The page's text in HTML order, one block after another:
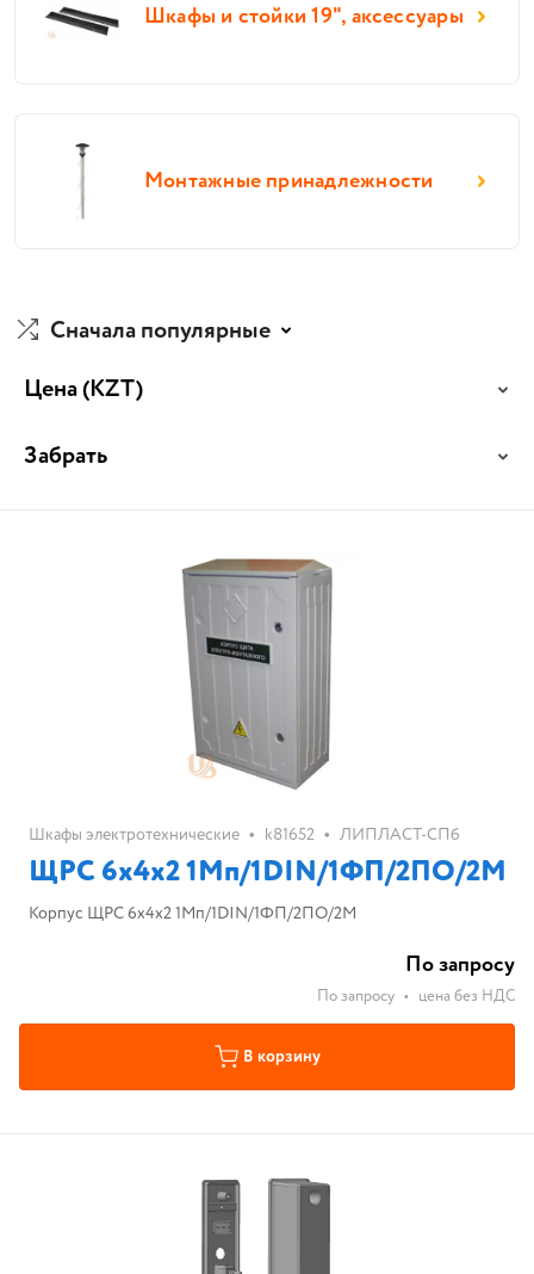
Шкафы и стойки 19", аксессуары
Монтажные принадлежности
Сначала популярные
Цена(KZT)
Забрать
Шкафы электротехнические • k81652 • ЛИПЛАСТ-СПб
ЩРС 6х4х2 1Мп/1DIN/1ФП/2ПО/2М
Корпус ЩРС 6х4х2 1Мп/1DIN/1ФП/2ПО/2М
По запросу
По запросу • цена без НДС
В корзину